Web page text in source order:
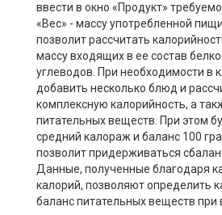
ввести в окно «Продукт»
«Вес» - массу употребленной
позволит рассчитать
массу входящих в ее состав
углеводов. При необходимости в
добавить несколько блюд и
комплексную калорийность, а
питательных веществ. При этом
средний калораж и баланс 100
позволит придерживаться
Данные, полученные благодаря
калорий, позволяют определить
баланс питательных веществ при